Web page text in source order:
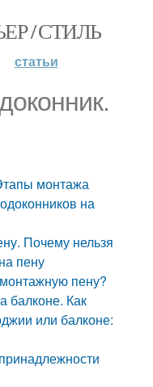
/ СТИЛЬ
статьи
монтажа
на
Почему нельзя
пену
пену?
балконе. Как
или балконе: